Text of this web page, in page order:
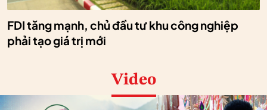
FDI tăng mạnh, chủ đầu tư khu công nghiệp
phải tạo giá trị mới
Video